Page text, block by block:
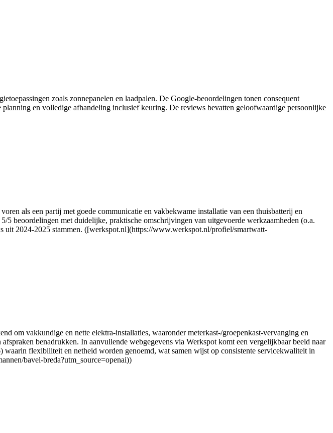
zoals zonnepanelen en laadpalen. De Google-beoordelingen tonen consequent
en volledige afhandeling inclusief keuring. De reviews bevatten geloofwaardige persoonlijke
als een partij met goede communicatie en vakbekwame installatie van een thuisbatterij en
5 beoordelingen met duidelijke, praktische omschrijvingen van uitgevoerde werkzaamheden (o.a.
uit 2024-2025 stammen. ([werkspot.nl](https://www.werkspot.nl/profiel/smartwatt-
om vakkundige en nette elektra-installaties, waaronder meterkast-/groepenkast-vervanging en
benadrukken. In aanvullende webgegevens via Werkspot komt een vergelijkbaar beeld naar
waarin flexibiliteit en netheid worden genoemd, wat samen wijst op consistente servicekwaliteit in
bavel-breda?utm_source=openai))